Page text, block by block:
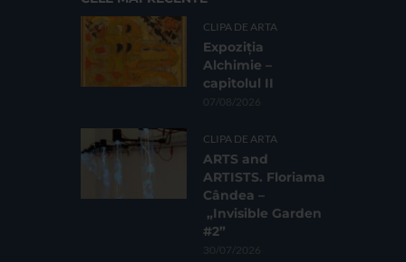
CLIPA DE ARTA
Expoziția
Alchimie –
capitolul II
07/08/2026
CLIPA DE ARTA
ARTS and
ARTISTS. Floriama
Cândea –
„Invisible Garden
#2”
30/07/2026